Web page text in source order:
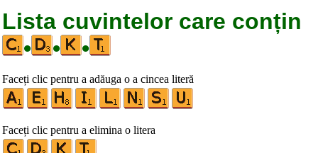
Lista cuvintelor care conțin
•
• •
Faceți clic pentru a adăuga o a cincea literă
Faceți clic pentru a elimina o litera